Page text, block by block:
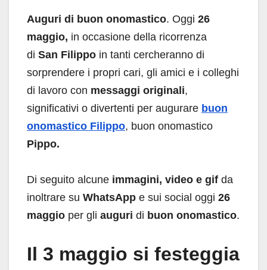
Auguri di buon onomastico. Oggi 26
maggio, in occasione della ricorrenza
di San Filippo in tanti cercheranno di
sorprendere i propri cari, gli amici e i colleghi
di lavoro con messaggi originali,
significativi o divertenti per augurare buon
onomastico Filippo, buon onomastico
Pippo.
Di seguito alcune immagini, video e gif da
inoltrare su WhatsApp e sui social oggi 26
maggio per gli auguri di buon onomastico.
Il 3 maggio si festeggia